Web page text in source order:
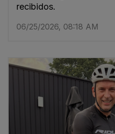
recibidos.
06/25/2026, 08:18 AM